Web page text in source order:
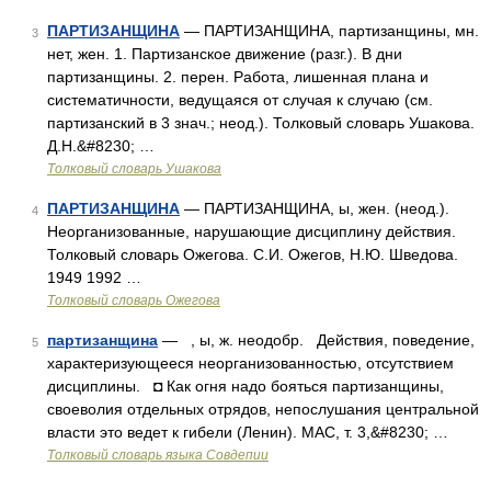
3 ПАРТИЗАНЩИНА — ПАРТИЗАНЩИНА, партизанщины, мн.
нет, жен. 1. Партизанское движение (разг.). В дни
партизанщины. 2. перен. Работа, лишенная плана и
систематичности, ведущаяся от случая к случаю (см.
партизанский в 3 знач.; неод.). Толковый словарь Ушакова.
Д.Н.&#8230; …
Толковый словарь Ушакова
4 ПАРТИЗАНЩИНА — ПАРТИЗАНЩИНА, ы, жен. (неод.).
Неорганизованные, нарушающие дисциплину действия.
Толковый словарь Ожегова. С.И. Ожегов, Н.Ю. Шведова.
1949 1992 …
Толковый словарь Ожегова
5 партизанщина — , ы, ж. неодобр. Действия, поведение,
характеризующееся неорганизованностью, отсутствием
дисциплины. ◘ Как огня надо бояться партизанщины,
своеволия отдельных отрядов, непослушания центральной
власти это ведет к гибели (Ленин). МАС, т. 3,&#8230; …
Толковый словарь языка Совдепии